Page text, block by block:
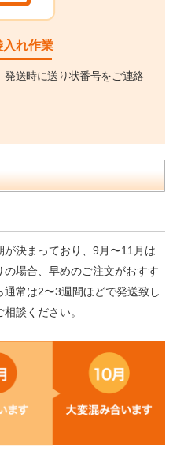
入れ作業
送時に送り状番号をご連絡
決まっており、9月〜11月は
場合、早めのご注文がおすす
常は2〜3週間ほどで発送致し
談ください。